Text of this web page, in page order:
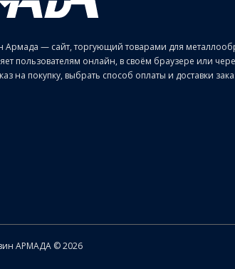
Армада — сайт, торгующий товарами для
пользователям онлайн, в своём браузере или
на покупку, выбрать способ оплаты и доставки
АРМАДА © 2026